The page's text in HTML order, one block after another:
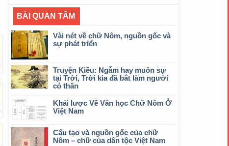
BÀI QUAN TÂM
Vài nét về chữ Nôm, nguồn gốc và
sự phát triển
Truyện Kiều: Ngẫm hay muôn sự
tại Trời, Trời kia đã bắt làm người
có thân
Khái lược Về Văn học Chữ Nôm Ở
Việt Nam
Cấu tạo và nguồn gốc của chữ
Nôm – chữ của dân tộc Việt Nam